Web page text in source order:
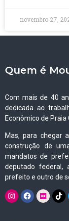
novembro 27,
Quem é
Com mais de 40
dedicada ao
Econômico de Praia
Mas, para chegar
construção de
mandatos de
deputado federal,
prefeito e outro de